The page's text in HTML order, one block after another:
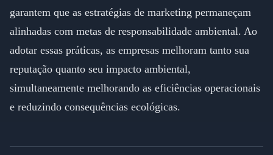
garantem que as estratégias de marketing permaneçam
alinhadas com metas de responsabilidade ambiental. Ao
adotar essas práticas, as empresas melhoram tanto sua
reputação quanto seu impacto ambiental,
simultaneamente melhorando as eficiências operacionais
e reduzindo consequências ecológicas.